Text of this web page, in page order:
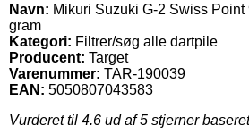
Navn: Mikuri Suzuki G-2 Swiss Point
gram
Kategori: Filtrer/søg alle dartpile
Producent: Target
Varenummer: TAR-190039
EAN: 5050807043583
Vurderet til 4.6 ud af 5 stjerner